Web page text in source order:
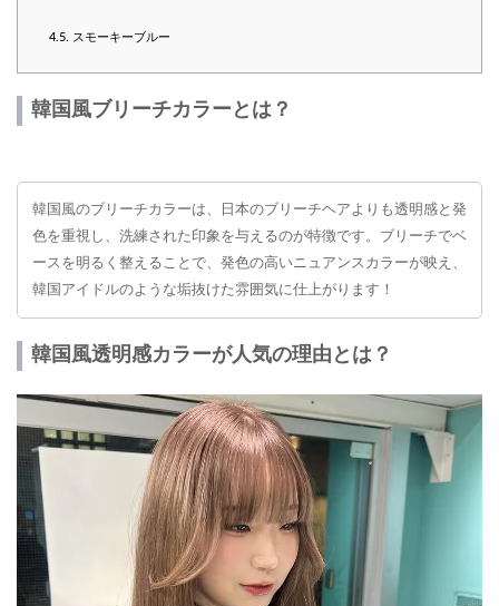
4.5. スモーキーブルー
韓国風ブリーチカラーとは？
韓国風のブリーチカラーは、日本のブリーチヘアよりも透明感と発
色を重視し、洗練された印象を与えるのが特徴です。ブリーチでベ
ースを明るく整えることで、発色の高いニュアンスカラーが映え、
韓国アイドルのような垢抜けた雰囲気に仕上がります！
韓国風透明感カラーが人気の理由とは？